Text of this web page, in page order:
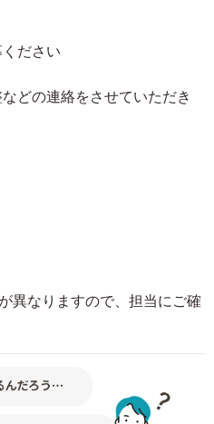
ださい
どの連絡をさせていただき
異なりますので、担当にご確